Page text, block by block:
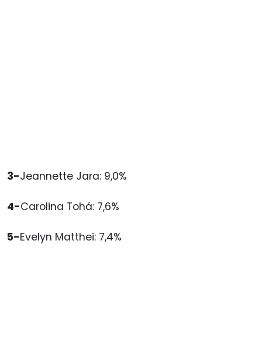
3-Jeannette Jara: 9,0%
4-Carolina Tohá: 7,6%
5-Evelyn Matthei: 7,4%